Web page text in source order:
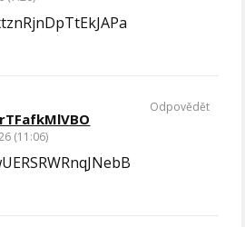
(11:06)
Odpovědět